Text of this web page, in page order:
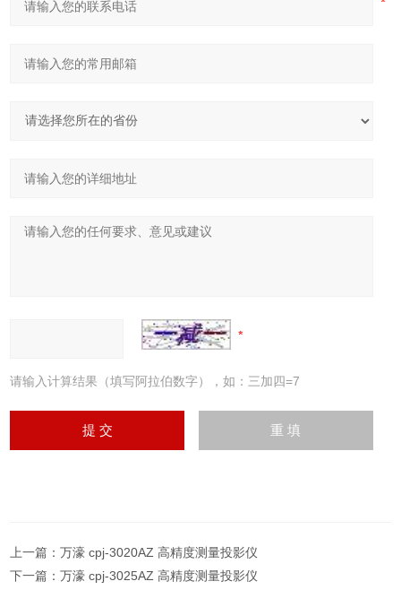
请输入计算结果（填写阿拉伯数字），如：三加四=7
上一篇：万濠 cpj-3020AZ 高精度测量投影仪
下一篇：万濠 cpj-3025AZ 高精度测量投影仪